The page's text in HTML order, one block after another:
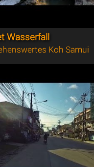
Wasserfall
Koh Samui